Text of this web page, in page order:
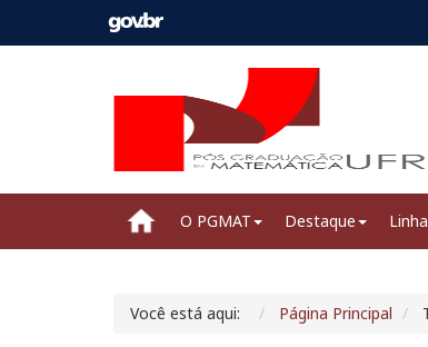
O PGMAT Destaque
Você está aqui: Página Principal